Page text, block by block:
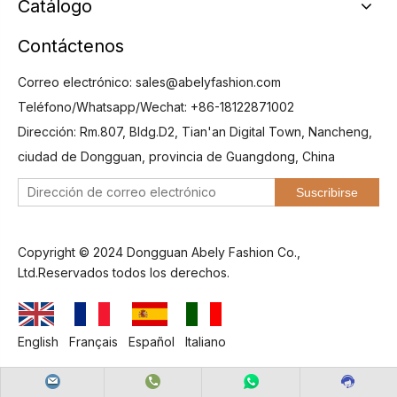
Catálogo
Contáctenos
Correo electrónico: sales@abelyfashion.com
Teléfono/Whatsapp/Wechat: +86-18122871002
Dirección: Rm.807, Bldg.D2, Tian'an Digital Town, Nancheng,
ciudad de Dongguan, provincia de Guangdong, China
Suscribirse
Copyright © 2024 Dongguan Abely Fashion Co.,
Ltd.Reservados todos los derechos.
English Français Español Italiano